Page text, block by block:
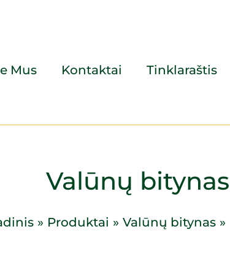
Mus Kontaktai Tinklaraštis
Valūnų bitynas
Produktai Valūnų bitynas